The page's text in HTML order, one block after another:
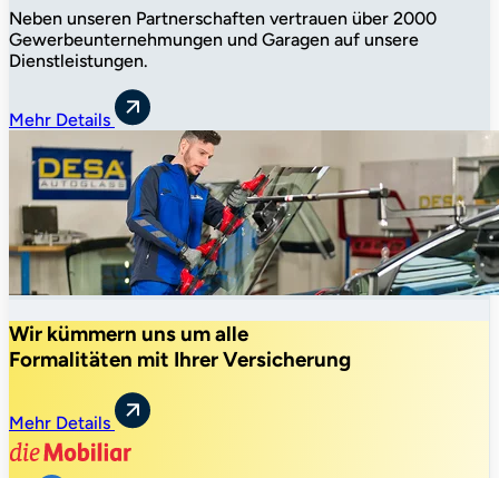
Neben unseren Partnerschaften vertrauen über 2000
Gewerbeunternehmungen und Garagen auf unsere
Dienstleistungen.
Mehr Details
Wir kümmern uns um alle
Formalitäten mit Ihrer Versicherung
Mehr Details